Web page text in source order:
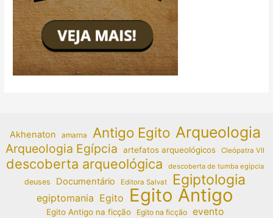
Akhenaton amarna Antigo Egito Arqueologia
Arqueologia Egípcia artefatos arqueológicos Cleópatra VII
descoberta arqueológica descoberta de tumba egípcia
deuses Documentário Editora Salvat Egiptologia
egiptomania Egito Egito Antigo
Egito Antigo na ficção Egito na ficção evento